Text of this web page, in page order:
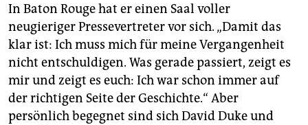
In Baton Rouge hat er einen Saal voller
neugieriger Pressevertreter vor sich. „Damit das
klar ist: Ich muss mich für meine Vergangenheit
nicht entschuldigen. Was gerade passiert, zeigt es
mir und zeigt es euch: Ich war schon immer auf
der richtigen Seite der Geschichte.“ Aber
persönlich begegnet sind sich David Duke und